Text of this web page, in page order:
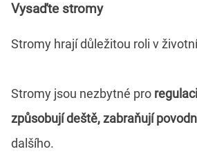
Vysaďte stromy
Stromy hrají důležitou roli v
Stromy jsou nezbytné pro
způsobují deště, zabraňují
dalšího.